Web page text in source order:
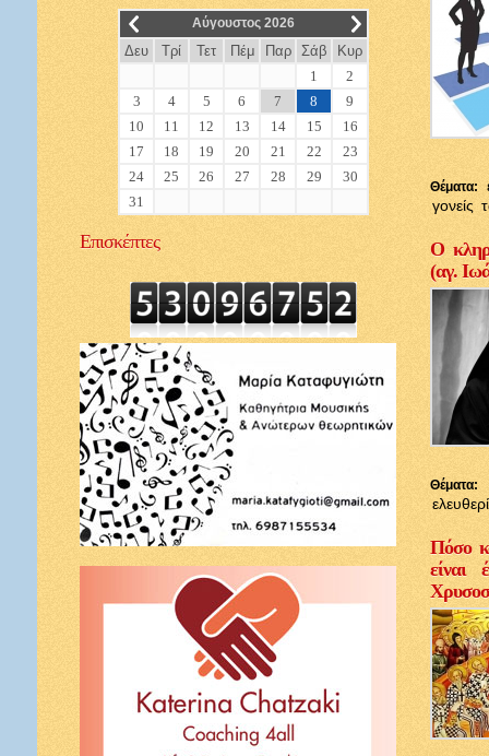
__ Αύγουστος 2026 __
Δευ Τρί Τετ Πέμ Παρ Σάβ
Κυρ
1
2
3
4 5 6 7 8
9
10
11 12 13 14 15
16
17
18 19 20 21 22
23
24
25 26 27 28 29
30
31
Επισκέπτες
Θέματα:
γονείς
Ο
(αγ.
Θέματα:
Πόσο
είναι